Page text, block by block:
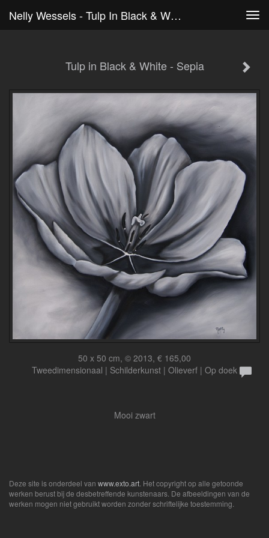
Nelly Wessels - Tulp In Black & White - Sepia
Tulp in Black & White - Sepia
50 x 50 cm, © 2013, € 165,00
Tweedimensionaal | Schilderkunst | Olieverf | Op doek
Mooi zwart
Deze site is onderdeel van www.exto.art . Het copyright op alle getoonde
werken berust bij de desbetreffende kunstenaars. De afbeeldingen van de
werken mogen niet gebruikt worden zonder schriftelijke toestemming.